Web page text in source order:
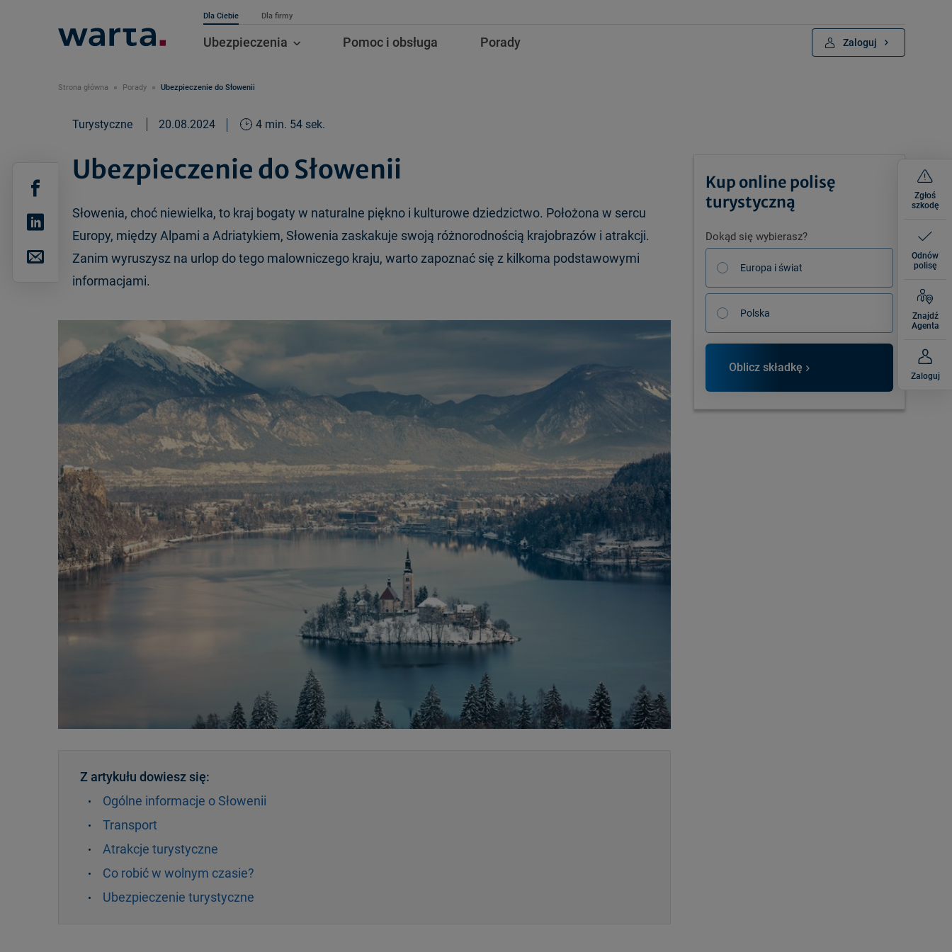
Dla Ciebie Dla firmy
Ubezpieczenia Pomoc i obsługa Porady Zaloguj
Strona główna Porady Ubezpieczenie do Słowenii
Turystyczne 20.08.2024 4 min. 54 sek.
Ubezpieczenie do Słowenii
Słowenia, choć niewielka, to kraj bogaty w naturalne piękno i kulturowe dziedzictwo. Położona w sercu
Europy, między Alpami a Adriatykiem, Słowenia zaskakuje swoją różnorodnością krajobrazów i atrakcji.
Zanim wyruszysz na urlop do tego malowniczego kraju, warto zapoznać się z kilkoma podstawowymi
informacjami.
Z artykułu dowiesz się:
Ogólne informacje o Słowenii
Transport
Atrakcje turystyczne
Co robić w wolnym czasie?
Ubezpieczenie turystyczne
Kup online polisę
turystyczną
Dokąd się wybierasz?
Europa i świat
Polska
Oblicz składkę
Zgłoś
szkodę
Odnów
polisę
Znajdź
Agenta
Zaloguj